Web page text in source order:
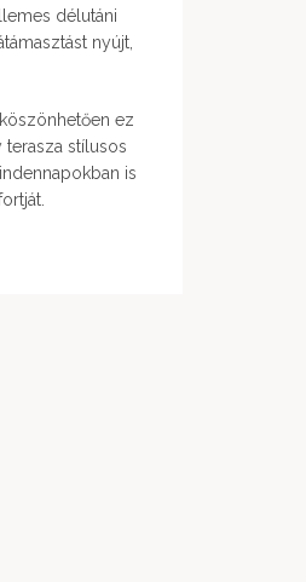
délutáni
nyújt,
ez
stílusos
is